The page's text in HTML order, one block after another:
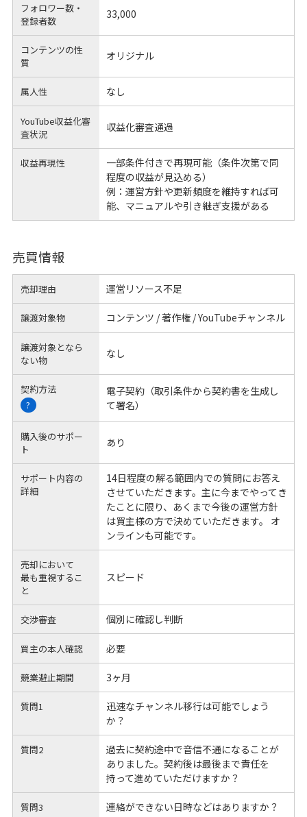
フォロワー数・
登録者数
33,000
コンテンツの性
質
オリジナル
属人性 なし
YouTube収益化審
査状況
収益化審査通過
収益再現性
一部条件付きで再現可能（条件次第で同
程度の収益が見込める）
例：運営方針や更新頻度を維持すれば可
能、マニュアルや引き継ぎ支援がある
売買情報
売却理由 運営リソース不足
譲渡対象物 コンテンツ / 著作権 / YouTubeチャンネル
譲渡対象となら
ない物
なし
契約方法
?
電子契約（取引条件から契約書を生成し
て署名）
購入後のサポー
ト
あり
サポート内容の
詳細
14日程度の解る範囲内での質問にお答え
させていただきます。主に今までやってき
たことに限り、あくまで今後の運営方針
は買主様の方で決めていただきます。 オ
ンラインも可能です。
売却において
最も重視するこ
と
スピード
交渉審査 個別に確認し判断
買主の本人確認 必要
競業避止期間 3ヶ月
質問1
迅速なチャンネル移行は可能でしょう
か？
質問2
過去に契約途中で音信不通になることが
ありました。契約後は最後まで責任を
持って進めていただけますか？
質問3
連絡ができない日時などはありますか？